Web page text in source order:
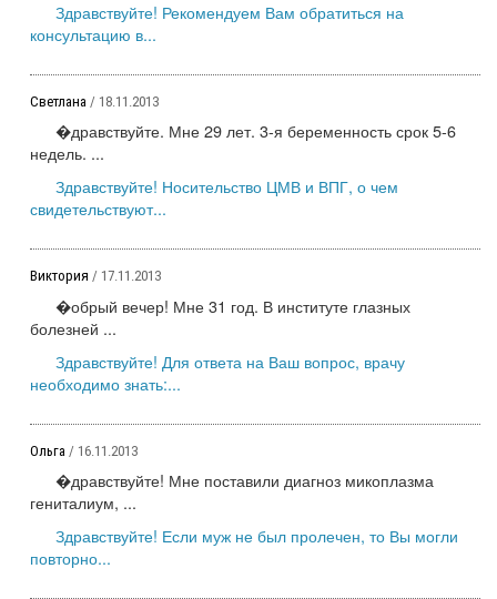
Здравствуйте! Рекомендуем Вам обратиться на
консультацию в...
Светлана / 18.11.2013
�дравствуйте. Мне 29 лет. 3-я беременность срок 5-6
недель. ...
Здравствуйте! Носительство ЦМВ и ВПГ, о чем
свидетельствуют...
Виктория / 17.11.2013
�обрый вечер! Мне 31 год. В институте глазных
болезней ...
Здравствуйте! Для ответа на Ваш вопрос, врачу
необходимо знать:...
Ольга / 16.11.2013
�дравствуйте! Мне поставили диагноз микоплазма
гениталиум, ...
Здравствуйте! Если муж не был пролечен, то Вы могли
повторно...